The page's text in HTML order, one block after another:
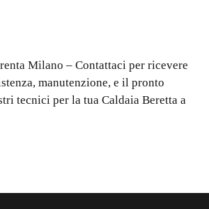
Milano – Contattaci per ricevere
manutenzione, e il pronto
tecnici per la tua Caldaia Beretta a